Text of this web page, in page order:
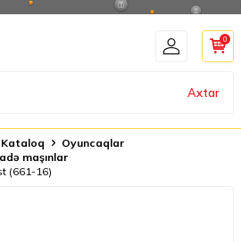
Axtar
0
Kataloq
Oyuncaqlar
maşınlar
(661-16)